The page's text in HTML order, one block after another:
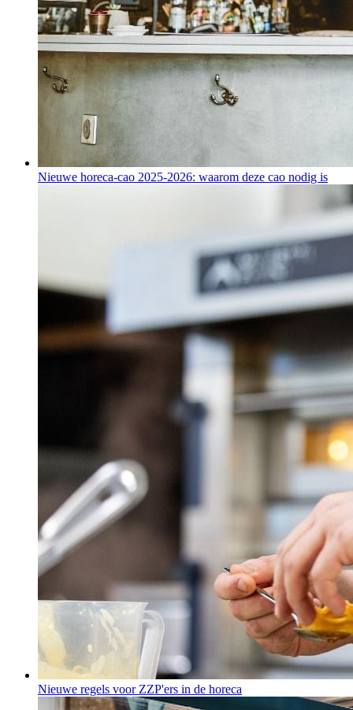
Nieuwe horeca-cao 2025-2026: waarom deze cao nodig is
Nieuwe regels voor ZZP'ers in de horeca